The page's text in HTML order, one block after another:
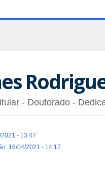
- Doutorado -
- 13:47
16/04/2021 - 14:17